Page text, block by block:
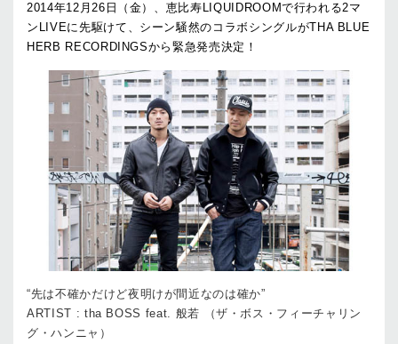
2014年12月26日（金）、恵比寿LIQUIDROOMで行われる2マ
ンLIVEに先駆けて、シーン騒然のコラボシングルがTHA BLUE
HERB RECORDINGSから緊急発売決定！
“先は不確かだけど夜明けが間近なのは確か”
ARTIST : tha BOSS feat. 般若 （ザ・ボス・フィーチャリン
グ・ハンニャ）